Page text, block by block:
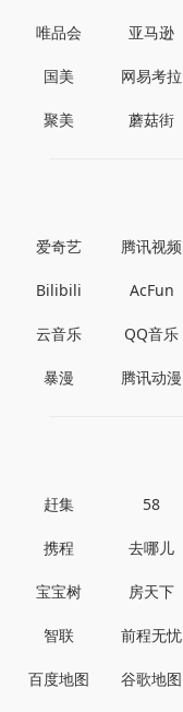
唯品会 亚马逊
国美 网易考拉
聚美 蘑菇街
爱奇艺 腾讯视频
Bilibili AcFun
云音乐 QQ音乐
暴漫 腾讯动漫
赶集 58
携程 去哪儿
宝宝树 房天下
智联 前程无忧
百度地图 谷歌地图